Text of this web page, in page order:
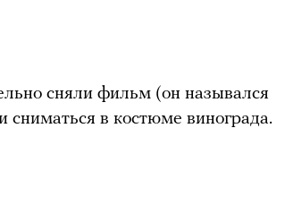
сняли фильм (он назывался
в костюме винограда.